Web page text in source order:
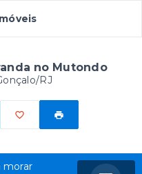
no Mutondo
RJ
morar